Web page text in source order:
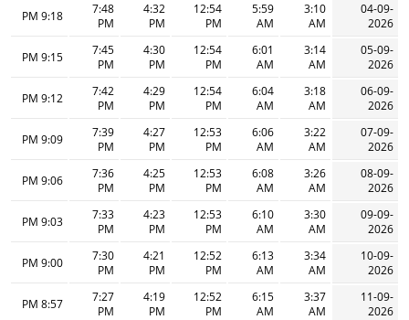
04-09-
2026
3:10
AM
5:59
AM
12:54
PM
4:32
PM
7:48
PM
9:18 PM
05-09-
2026
3:14
AM
6:01
AM
12:54
PM
4:30
PM
7:45
PM
9:15 PM
06-09-
2026
3:18
AM
6:04
AM
12:54
PM
4:29
PM
7:42
PM
9:12 PM
07-09-
2026
3:22
AM
6:06
AM
12:53
PM
4:27
PM
7:39
PM
9:09 PM
08-09-
2026
3:26
AM
6:08
AM
12:53
PM
4:25
PM
7:36
PM
9:06 PM
09-09-
2026
3:30
AM
6:10
AM
12:53
PM
4:23
PM
7:33
PM
9:03 PM
10-09-
2026
3:34
AM
6:13
AM
12:52
PM
4:21
PM
7:30
PM
9:00 PM
11-09-
2026
3:37
AM
6:15
AM
12:52
PM
4:19
PM
7:27
PM
8:57 PM